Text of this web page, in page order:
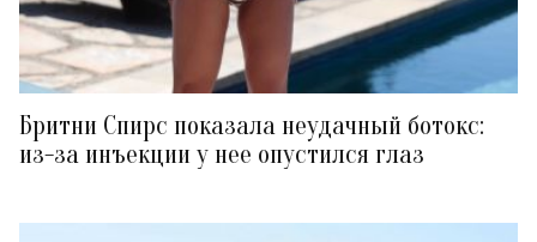
Бритни Спирс показала неудачный ботокс:
из-за инъекции у нее опустился глаз